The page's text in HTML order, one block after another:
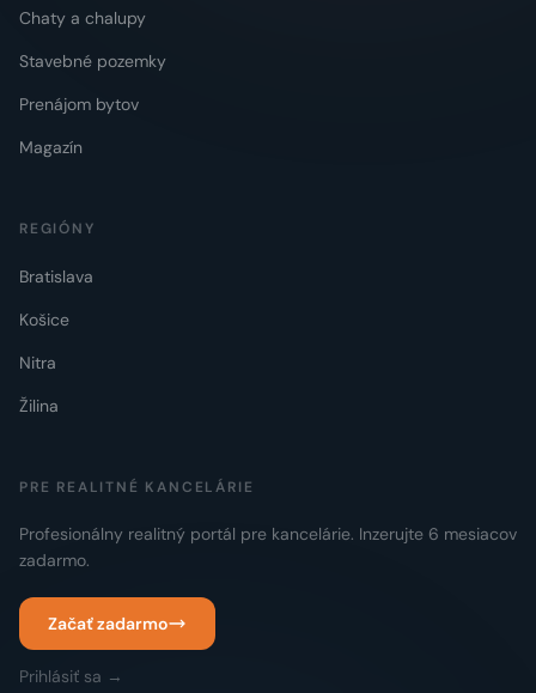
Chaty a chalupy
Stavebné pozemky
Prenájom bytov
Magazín
REGIÓNY
Bratislava
Košice
Nitra
Žilina
PRE REALITNÉ KANCELÁRIE
Profesionálny realitný portál pre kancelárie. Inzerujte 6 mesiacov
zadarmo.
Začať zadarmo
Prihlásiť sa →